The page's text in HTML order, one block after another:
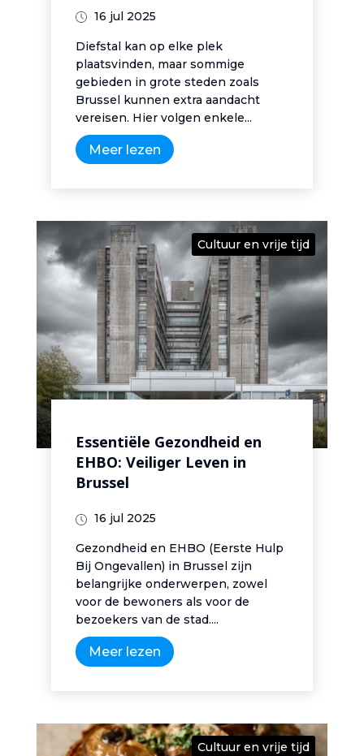
16 jul 2025
Diefstal kan op elke plek
plaatsvinden, maar sommige
gebieden in grote steden zoals
Brussel kunnen extra aandacht
vereisen. Hier volgen enkele...
Meer lezen
Cultuur en vrije tijd
Essentiële Gezondheid en
EHBO: Veiliger Leven in
Brussel
16 jul 2025
Gezondheid en EHBO (Eerste Hulp
Bij Ongevallen) in Brussel zijn
belangrijke onderwerpen, zowel
voor de bewoners als voor de
bezoekers van de stad....
Meer lezen
Cultuur en vrije tijd